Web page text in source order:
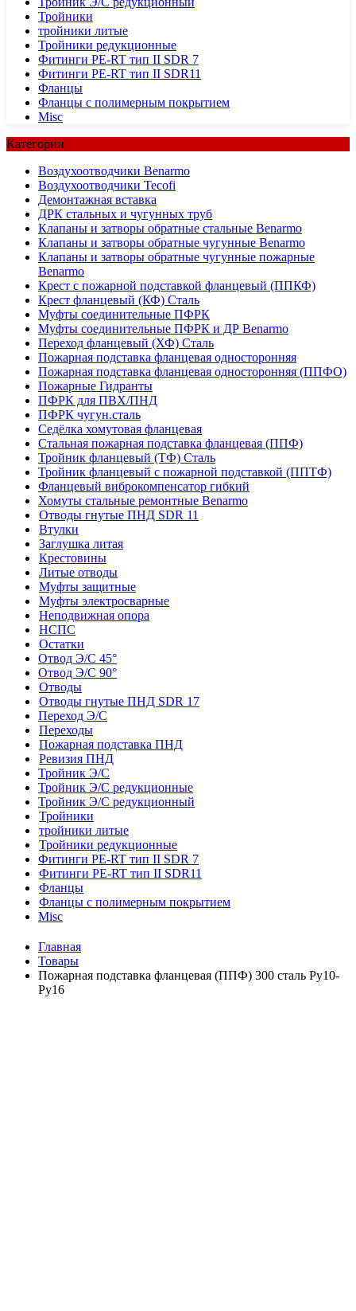
Тройники
тройники литые
Тройники редукционные
Фитинги PE-RT тип II SDR 7
Фитинги PE-RT тип II SDR11
Фланцы
Фланцы с полимерным покрытием
Misc
Категории
Воздухоотводчики Benarmo
Воздухоотводчики Tecofi
Демонтажная вставка
ДРК стальных и чугунных труб
Клапаны и затворы обратные стальные Benarmo
Клапаны и затворы обратные чугунные Benarmo
Клапаны и затворы обратные чугунные пожарные
Benarmo
Крест с пожарной подставкой фланцевый (ППКФ)
Крест фланцевый (КФ) Сталь
Муфты соединительные ПФРК
Муфты соединительные ПФРК и ДР Benarmo
Переход фланцевый (ХФ) Сталь
Пожарная подставка фланцевая односторонняя
Пожарная подставка фланцевая односторонняя (ППФО)
Пожарные Гидранты
ПФРК для ПВХ/ПНД
ПФРК чугун.сталь
Седёлка хомутовая фланцевая
Стальная пожарная подставка фланцевая (ППФ)
Тройник фланцевый (ТФ) Сталь
Тройник фланцевый с пожарной подставкой (ППТФ)
Фланцевый виброкомпенсатор гибкий
Хомуты стальные ремонтные Benarmo
Отводы гнутые ПНД SDR 11
Втулки
Заглушка литая
Крестовины
Литые отводы
Муфты защитные
Муфты электросварные
Неподвижная опора
НСПС
Остатки
Отвод Э/С 45°
Отвод Э/С 90°
Отводы
Отводы гнутые ПНД SDR 17
Переход Э/С
Переходы
Пожарная подставка ПНД
Ревизия ПНД
Тройник Э/С
Тройник Э/С редукционные
Тройник Э/С редукционный
Тройники
тройники литые
Тройники редукционные
Фитинги PE-RT тип II SDR 7
Фитинги PE-RT тип II SDR11
Фланцы
Фланцы с полимерным покрытием
Misc
Главная
Товары
Пожарная подставка фланцевая (ППФ) 300 сталь Ру10-
Ру16